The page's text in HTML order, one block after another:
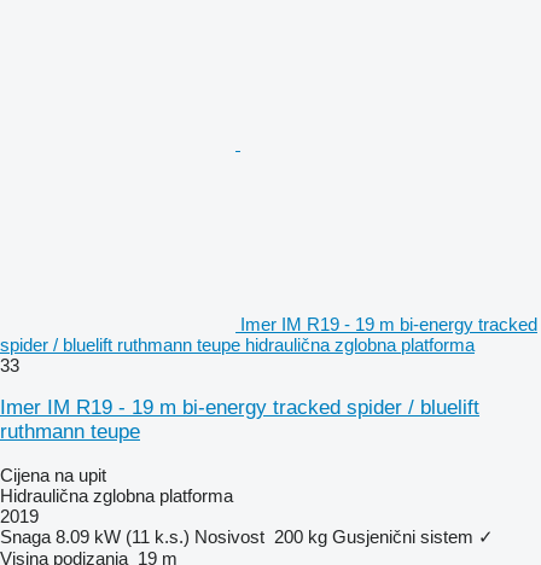
Imer IM R19 - 19 m bi-energy tracked
spider / bluelift ruthmann teupe hidraulična zglobna platforma
33
Imer IM R19 - 19 m bi-energy tracked spider / bluelift
ruthmann teupe
Cijena na upit
Hidraulična zglobna platforma
2019
Snaga 8.09 kW (11 k.s.) Nosivost 200 kg Gusjenični sistem ✓
Visina podizanja 19 m